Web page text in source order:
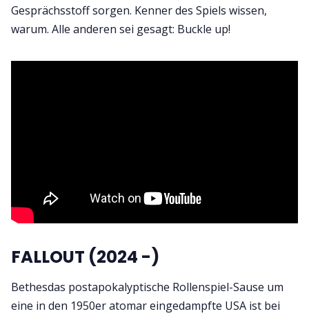
Gesprächsstoff sorgen. Kenner des Spiels wissen,
warum. Alle anderen sei gesagt: Buckle up!
FALLOUT (2024 -)
Bethesdas postapokalyptische Rollenspiel-Sause um
eine in den 1950er atomar eingedampfte USA ist bei